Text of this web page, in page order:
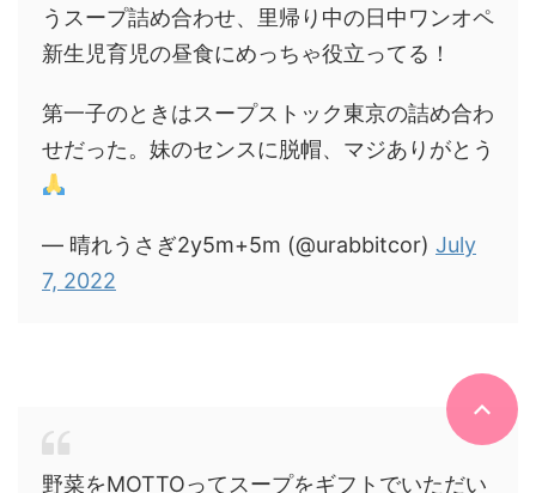
うスープ詰め合わせ、里帰り中の日中ワンオペ
新生児育児の昼食にめっちゃ役立ってる！
第一子のときはスープストック東京の詰め合わ
せだった。妹のセンスに脱帽、マジありがとう
— 晴れうさぎ2y5m+5m (@urabbitcor) July
7, 2022
野菜をMOTTOってスープをギフトでいただい